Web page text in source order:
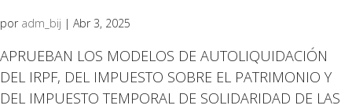
por adm_bij | Abr 3, 2025
APRUEBAN LOS MODELOS DE AUTOLIQUIDACIÓN
DEL IRPF, DEL IMPUESTO SOBRE EL PATRIMONIO Y
DEL IMPUESTO TEMPORAL DE SOLIDARIDAD DE LAS